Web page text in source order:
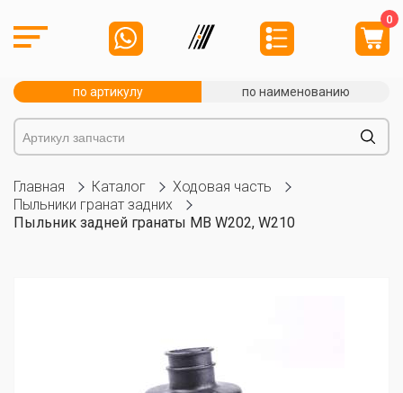
0
по артикулу по наименованию
Главная Каталог
Ходовая часть
Пыльники гранат задних
Пыльник задней гранаты MB W202, W210